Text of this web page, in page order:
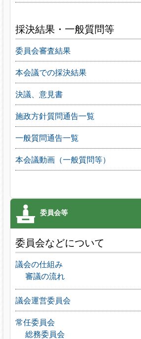
採決結果・一般質問等
委員会審査結果
本会議での採決結果
決議、意見書
施政方針質問通告一覧
一般質問通告一覧
本会議動画（一般質問等）
委員会などについて
議会の仕組み
審議の流れ
議会運営委員会
常任委員会
総務委員会